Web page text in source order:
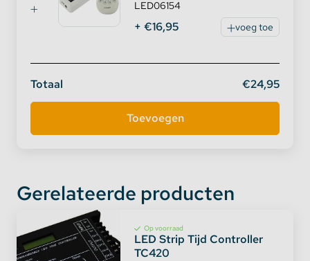
LED06154
+ €16,95 voeg toe
Totaal €24,95
Gerelateerde producten
Op voorraad
LED Strip Tijd Controller
TC420